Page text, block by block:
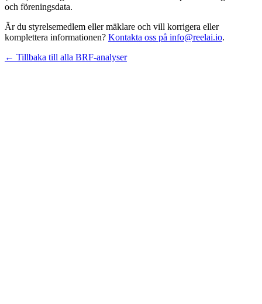
och föreningsdata.
Är du styrelsemedlem eller mäklare och vill korrigera eller
komplettera informationen? Kontakta oss på info@reelai.io.
← Tillbaka till alla BRF-analyser